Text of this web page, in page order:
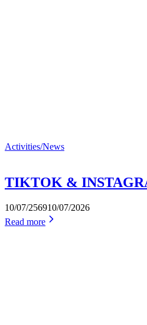
Activities/News
TIKTOK &
10/07/256910/07/2026
Read more